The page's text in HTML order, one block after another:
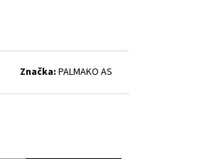
Značka:PALMAKO AS